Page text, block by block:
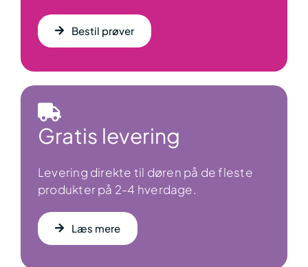
Bestil prøver
Gratis levering
Levering direkte til døren på de fleste
produkter på 2-4 hverdage.
Læs mere